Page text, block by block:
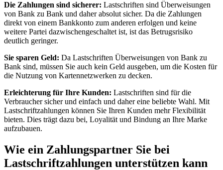
Die Zahlungen sind sicherer: Lastschriften sind Überweisungen
von Bank zu Bank und daher absolut sicher. Da die Zahlungen
direkt von einem Bankkonto zum anderen erfolgen und keine
weitere Partei dazwischengeschaltet ist, ist das Betrugsrisiko
deutlich geringer.
Sie sparen Geld: Da Lastschriften Überweisungen von Bank zu
Bank sind, müssen Sie auch kein Geld ausgeben, um die Kosten für
die Nutzung von Kartennetzwerken zu decken.
Erleichterung für Ihre Kunden: Lastschriften sind für die
Verbraucher sicher und einfach und daher eine beliebte Wahl. Mit
Lastschriftzahlungen können Sie Ihren Kunden mehr Flexibilität
bieten. Dies trägt dazu bei, Loyalität und Bindung an Ihre Marke
aufzubauen.
Wie ein Zahlungspartner Sie bei
Lastschriftzahlungen unterstützen kann